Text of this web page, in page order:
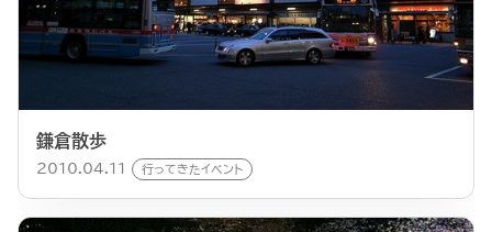
鎌倉散歩
2010.04.11 行ってきたイベント